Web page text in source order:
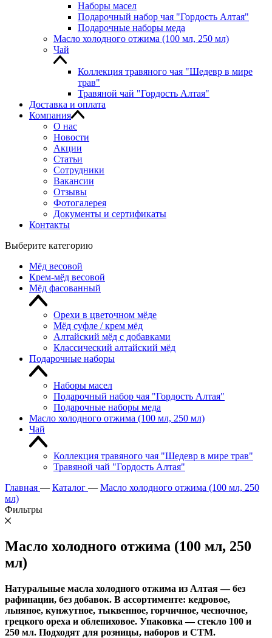
Наборы масел
Подарочный набор чая "Гордость Алтая"
Подарочные наборы меда
Масло холодного отжима (100 мл, 250 мл)
Чай
Коллекция травяного чая "Шедевр в мире
трав"
Травяной чай "Гордость Алтая"
Доставка и оплата
Компания
О нас
Новости
Акции
Статьи
Сотрудники
Вакансии
Отзывы
Фотогалерея
Документы и сертификаты
Контакты
Выберите категорию
Мёд весовой
Крем-мёд весовой
Мёд фасованный
Орехи в цветочном мёде
Мёд суфле / крем мёд
Алтайский мёд с добавками
Классический алтайский мёд
Подарочные наборы
Наборы масел
Подарочный набор чая "Гордость Алтая"
Подарочные наборы меда
Масло холодного отжима (100 мл, 250 мл)
Чай
Коллекция травяного чая "Шедевр в мире трав"
Травяной чай "Гордость Алтая"
Главная — Каталог — Масло холодного отжима (100 мл, 250
мл)
Фильтры
Масло холодного отжима (100 мл, 250
мл)
Натуральные масла холодного отжима из Алтая — без
рафинации, без добавок. В ассортименте: кедровое,
льняное, кунжутное, тыквенное, горчичное, чесночное,
грецкого ореха и облепиховое. Упаковка — стекло 100 и
250 мл. Подходят для розницы, наборов и СТМ.